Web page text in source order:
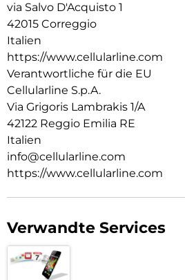
via Salvo D'Acquisto 1
42015 Correggio
Italien
https://www.cellularline.com
Verantwortliche für die EU
Cellularline S.p.A.
Via Grigoris Lambrakis 1/A
42122 Reggio Emilia RE
Italien
info@cellularline.com
https://www.cellularline.com
Verwandte Services